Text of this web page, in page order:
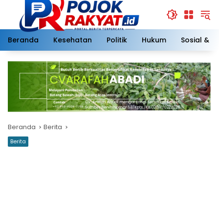
Langsung
konten
Beranda
Kesehatan Politik Hukum Sosial &
Beranda Berita
Berita